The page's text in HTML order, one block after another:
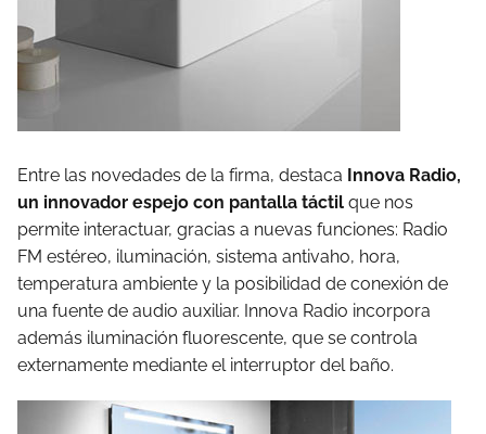
Entre las novedades de la firma, destaca Innova Radio,
un innovador espejo con pantalla táctil que nos
permite interactuar, gracias a nuevas funciones: Radio
FM estéreo, iluminación, sistema antivaho, hora,
temperatura ambiente y la posibilidad de conexión de
una fuente de audio auxiliar. Innova Radio incorpora
además iluminación fluorescente, que se controla
externamente mediante el interruptor del baño.